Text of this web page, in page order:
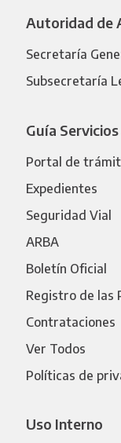
Autoridad de
Secretaría
Subsecretaría
Guía Servicios
Portal de
Expedientes
Seguridad Vial
ARBA
Boletín Oficial
Registro de las
Contrataciones
Ver Todos
Políticas de
Uso Interno